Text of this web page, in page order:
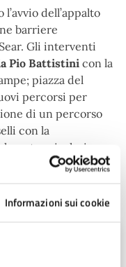
Informazioni sui cookie
dell’appalto
barriere
Gli interventi
Pio Battistini con la
piazza del
percorsi per
di un percorso
con la
scivolosi.